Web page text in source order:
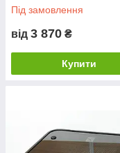
Під замовлення
від 3 870 ₴
Купити